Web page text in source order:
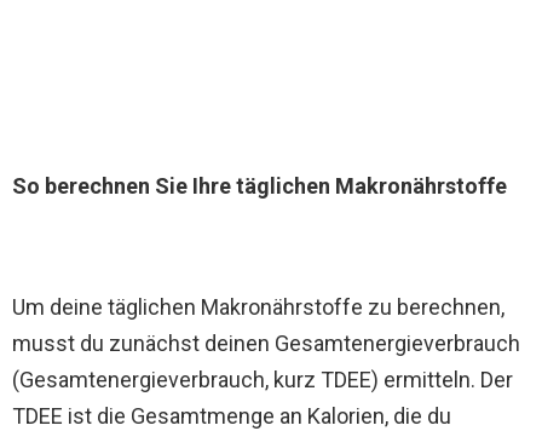
So berechnen Sie Ihre täglichen Makronährstoffe
Um deine täglichen Makronährstoffe zu berechnen,
musst du zunächst deinen Gesamtenergieverbrauch
(Gesamtenergieverbrauch, kurz TDEE) ermitteln. Der
TDEE ist die Gesamtmenge an Kalorien, die du